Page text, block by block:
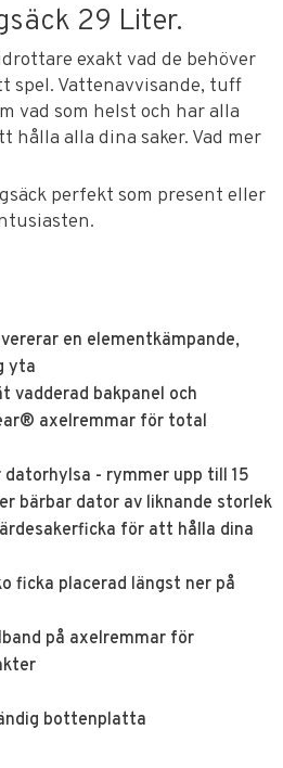
29 Liter.
exakt vad de behöver
spel. Vattenavvisande, tuff
vad som helst och har alla
hålla alla dina saker. Vad mer
perfekt som present eller
en elementkämpande,
yta
vadderad bakpanel och
axelremmar för total
datorhylsa - rymmer upp till 15
bärbar dator av liknande storlek
för att hålla dina
ficka placerad längst ner på
på axelremmar för
bottenplatta